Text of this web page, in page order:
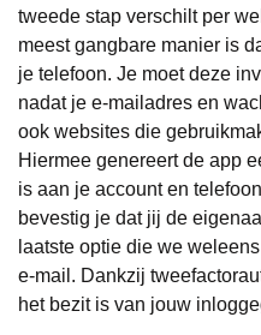
tweede stap verschilt per
meest gangbare manier is
je telefoon. Je moet deze
nadat je e-mailadres en
ook websites die
Hiermee genereert de app
is aan je account en
bevestig je dat jij de
laatste optie die we
e-mail. Dankzij
het bezit is van jouw